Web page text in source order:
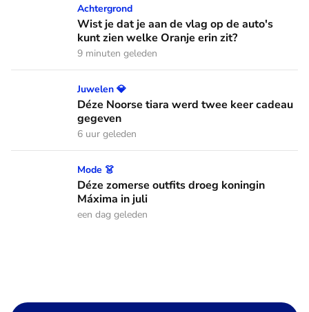
Wist je dat je aan de vlag op de auto's kunt zien welke
Achtergrond
Wist je dat je aan de vlag op de auto's
kunt zien welke Oranje erin zit?
9 minuten geleden
Déze Noorse tiara werd twee keer cadeau gegeven
Juwelen 💎
Déze Noorse tiara werd twee keer cadeau
gegeven
6 uur geleden
Déze zomerse outfits droeg koningin Máxima in juli
Mode 👗
Déze zomerse outfits droeg koningin
Máxima in juli
een dag geleden